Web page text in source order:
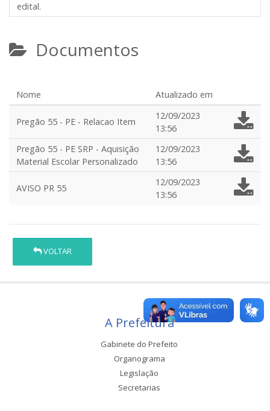
edital.
Documentos
Nome Atualizado em
Pregão 55 - PE - Relacao Item
12/09/2023
13:56
Pregão 55 - PE SRP - Aquisição
Material Escolar Personalizado
12/09/2023
13:56
AVISO PR 55
12/09/2023
13:56
VOLTAR
A Prefeitura
Gabinete do Prefeito
Organograma
Legislação
Secretarias